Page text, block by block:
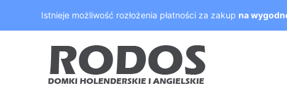
Istnieje możliwość rozłożenia płatności za zakupna